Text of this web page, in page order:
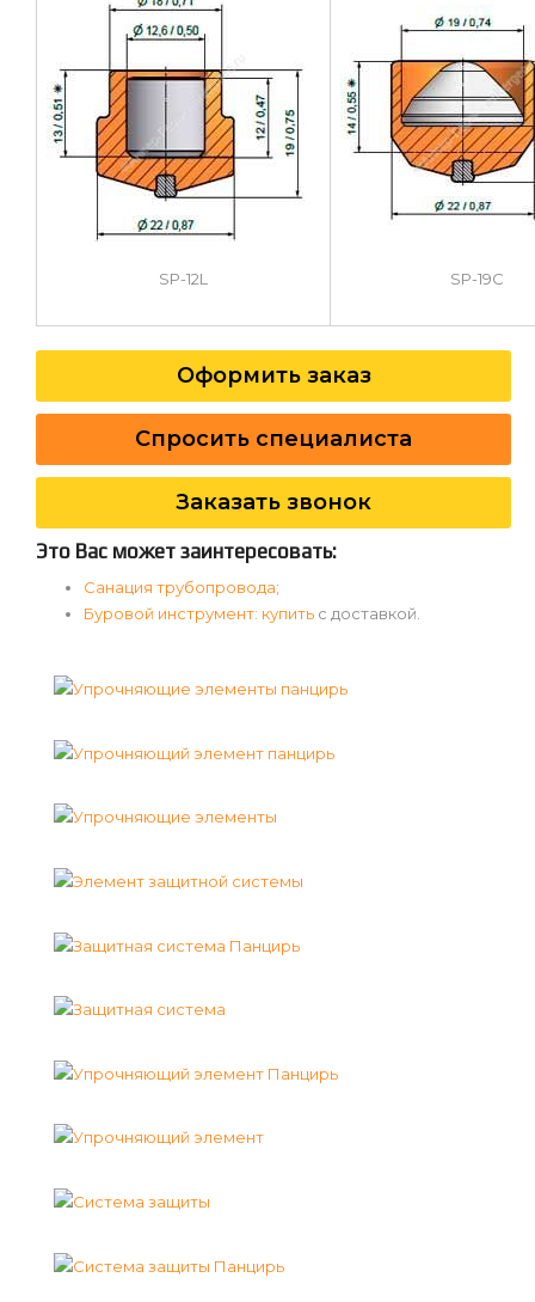
SP-12L SP-19C
Оформить заказ
Спросить специалиста
Заказать звонок
Это Вас может заинтересовать:
Санация трубопровода;
Буровой инструмент: купить с доставкой.